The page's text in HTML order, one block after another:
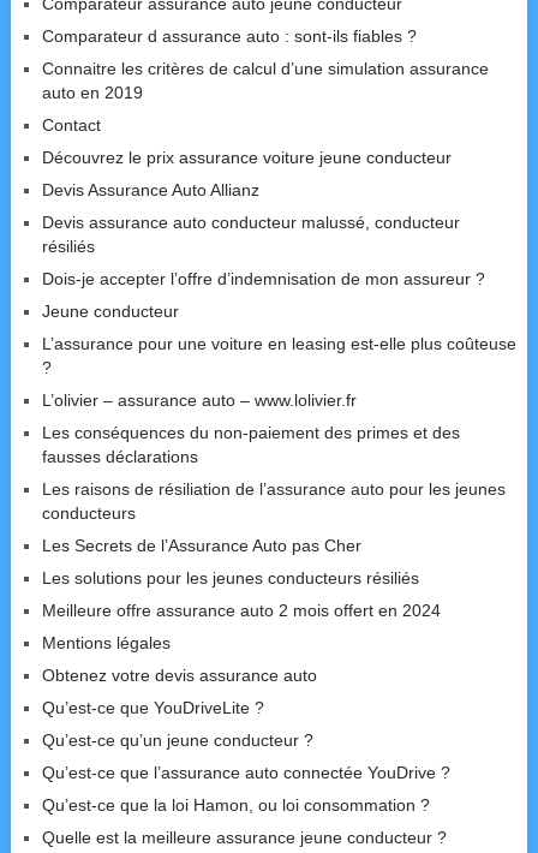
Comparateur d assurance auto : sont-ils fiables ?
Connaitre les critères de calcul d’une simulation assurance
auto en 2019
Contact
Découvrez le prix assurance voiture jeune conducteur
Devis Assurance Auto Allianz
Devis assurance auto conducteur malussé, conducteur
résiliés
Dois-je accepter l’offre d’indemnisation de mon assureur ?
Jeune conducteur
L’assurance pour une voiture en leasing est-elle plus coûteuse
?
L’olivier – assurance auto – www.lolivier.fr
Les conséquences du non-paiement des primes et des
fausses déclarations
Les raisons de résiliation de l’assurance auto pour les jeunes
conducteurs
Les Secrets de l’Assurance Auto pas Cher
Les solutions pour les jeunes conducteurs résiliés
Meilleure offre assurance auto 2 mois offert en 2024
Mentions légales
Obtenez votre devis assurance auto
Qu’est-ce que YouDriveLite ?
Qu’est-ce qu’un jeune conducteur ?
Qu’est-ce que l’assurance auto connectée YouDrive ?
Qu’est-ce que la loi Hamon, ou loi consommation ?
Quelle est la meilleure assurance jeune conducteur ?